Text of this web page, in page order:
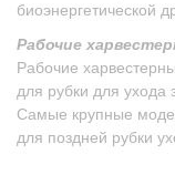
биоэнергетической
Рабочие
Рабочие
для рубки для ухода
Самые крупные
для поздней рубки